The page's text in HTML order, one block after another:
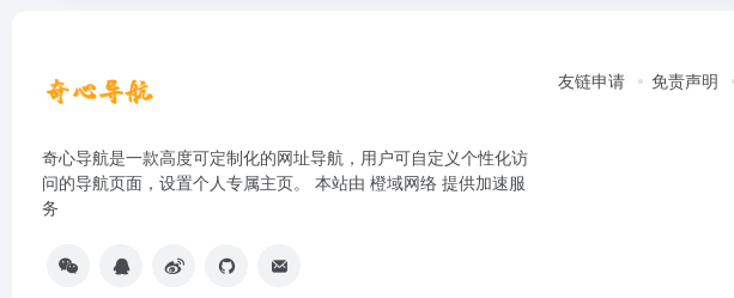
奇心导航是一款高度可定制化的网址导航，用户可自定义个性化访
问的导航页面，设置个人专属主页。 本站由 橙域网络 提供加速服
务
友链申请 免责声明